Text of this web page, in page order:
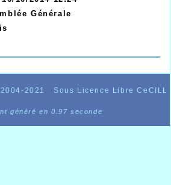
Générale
2021 Sous Licence Libre CeCILL
généré en 0.97 seconde